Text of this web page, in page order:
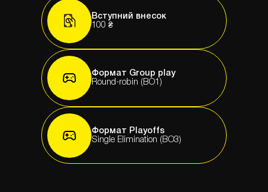
Вступний внесок
100 ₴
Формат Group play
Round-robin (BO1)
Формат Playoffs
Single Elimination (BO3)